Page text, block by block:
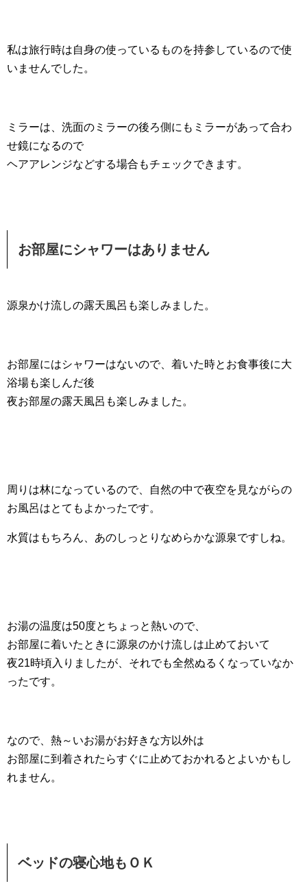
私は旅行時は自身の使っているものを持参しているので使
いませんでした。
ミラーは、洗面のミラーの後ろ側にもミラーがあって合わ
せ鏡になるので
ヘアアレンジなどする場合もチェックできます。
お部屋にシャワーはありません
源泉かけ流しの露天風呂も楽しみました。
お部屋にはシャワーはないので、着いた時とお食事後に大
浴場も楽しんだ後
夜お部屋の露天風呂も楽しみました。
周りは林になっているので、自然の中で夜空を見ながらの
お風呂はとてもよかったです。
水質はもちろん、あのしっとりなめらかな源泉ですしね。
お湯の温度は50度とちょっと熱いので、
お部屋に着いたときに源泉のかけ流しは止めておいて
夜21時頃入りましたが、それでも全然ぬるくなっていなか
ったです。
なので、熱～いお湯がお好きな方以外は
お部屋に到着されたらすぐに止めておかれるとよいかもし
れません。
ベッドの寝心地もＯＫ